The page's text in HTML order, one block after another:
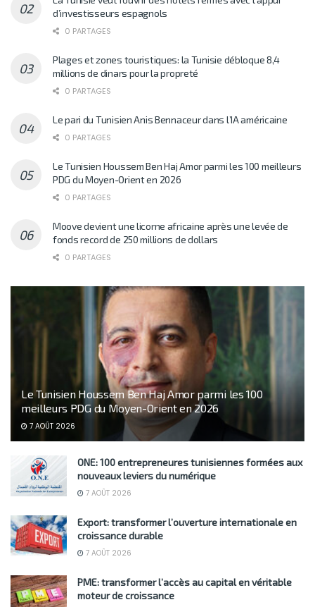
d’investisseurs espagnols
0 PARTAGES
Plages et zones touristiques: la Tunisie débloque 8,4
millions de dinars pour la propreté
0 PARTAGES
Le pari du Tunisien Anis Bennaceur dans l’IA américaine
0 PARTAGES
Le Tunisien Houssem Ben Haj Amor parmi les 100 meilleurs
PDG du Moyen-Orient en 2026
0 PARTAGES
Moove devient une licorne africaine après une levée de
fonds record de 250 millions de dollars
0 PARTAGES
Le Tunisien Houssem Ben Haj Amor parmi les 100
meilleurs PDG du Moyen-Orient en 2026
7 AOÛT 2026
ONE: 100 entrepreneures tunisiennes formées aux
nouveaux leviers du numérique
7 AOÛT 2026
Export: transformer l’ouverture internationale en
croissance durable
7 AOÛT 2026
PME: transformer l’accès au capital en véritable
moteur de croissance